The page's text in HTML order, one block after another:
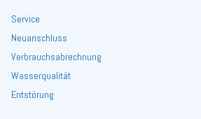
Service
Neuanschluss
Verbrauchsabrechnung
Wasserqualität
Entstörung